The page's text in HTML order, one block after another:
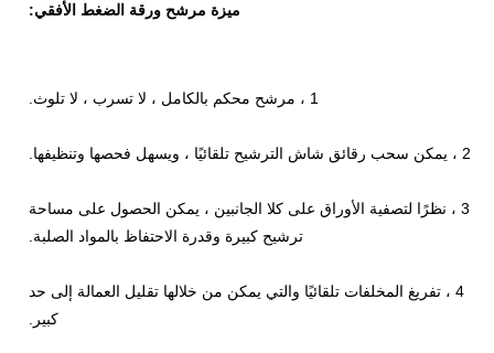
ميزة مرشح ورقة الضغط الأفقي:
1 ، مرشح محكم بالكامل ، لا تسرب ، لا تلوث.
2 ، يمكن سحب رقائق شاش الترشيح تلقائيًا ، ويسهل فحصها وتنظيفها.
3 ، نظرًا لتصفية الأوراق على كلا الجانبين ، يمكن الحصول على مساحة
ترشيح كبيرة وقدرة الاحتفاظ بالمواد الصلبة.
4 ، تفريغ المخلفات تلقائيًا والتي يمكن من خلالها تقليل العمالة إلى حد
كبير.